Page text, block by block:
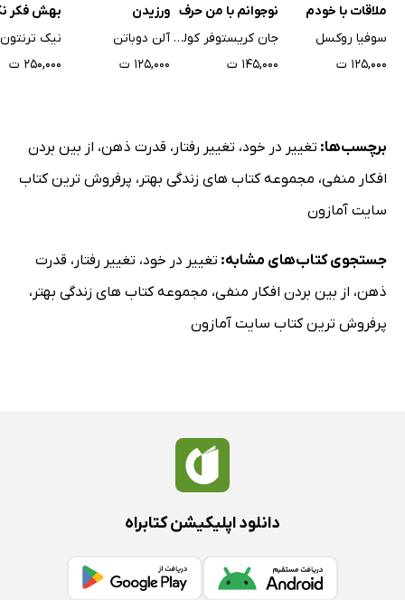
ملاقات با خودم
سوفیا روکسل
۱۲۵,۰۰۰ ت
نوجوانم با من حرف
نمی‌زند
جان کریستوفر کولمن
۱۴۵,۰۰۰ ت
ورزیدن
آلن دوباتن
۱۲۵,۰۰۰ ت
بهش فکر
نیک ترنتون
۲۵۰,۰۰۰ ت
برچسب‌ها: تغییر در خود، تغییر رفتار ، قدرت ذهن، از بین بردن
افکار منفی، مجموعه کتاب های زندگی بهتر ، پرفروش ترین کتاب
سایت آمازون
جستجوی کتاب‌های مشابه: تغییر در خود، تغییر رفتار ، قدرت
ذهن، از بین بردن افکار منفی، مجموعه کتاب های زندگی بهتر ،
پرفروش ترین کتاب سایت آمازون
دانلود اپلیکیشن کتابراه